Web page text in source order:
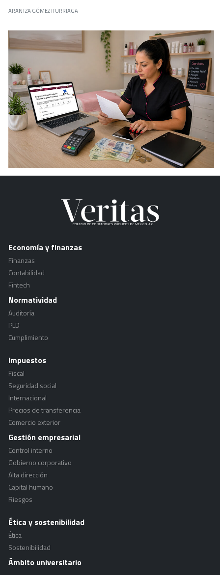
ARANTZA GÓMEZ ITURRIAGA
Economía y finanzas
Finanzas
Contabilidad
Fintech
Normatividad
Auditoría
PLD
Cumplimiento
Impuestos
Fiscal
Seguridad social
Internacional
Precios de transferencia
Comercio exterior
Gestión empresarial
Control interno
Gobierno corporativo
Alta dirección
Capital humano
Riesgos
Ética y sostenibilidad
Ética
Sostenibilidad
Ámbito universitario